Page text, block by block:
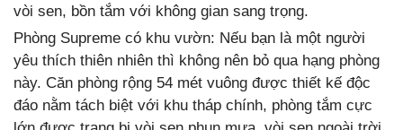
vòi sen, bồn tắm với không gian sang trọng.
Phòng Supreme có khu vườn: Nếu bạn là một người
yêu thích thiên nhiên thì không nên bỏ qua hạng phòng
này. Căn phòng rộng 54 mét vuông được thiết kế độc
đáo nằm tách biệt với khu tháp chính, phòng tắm cực